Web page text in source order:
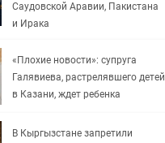
Саудовской Аравии, Пакистана
и Ирака
«Плохие новости»: супруга
Галявиева, растрелявшего детей
в Казани, ждет ребенка
В Кыргызстане запретили